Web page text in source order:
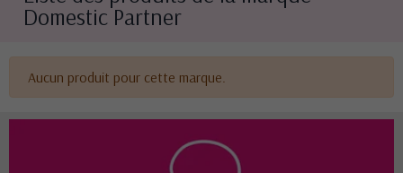
Domestic Partner
Aucun produit pour cette marque.